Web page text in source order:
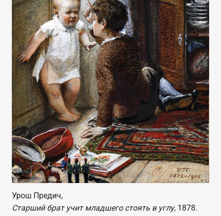
Урош Предич,
Старший брат учит младшего стоять в углу, 1878.